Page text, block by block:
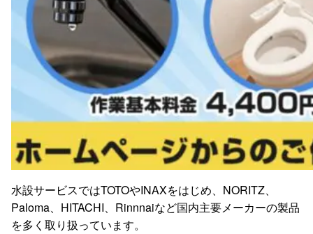
水設サービスではTOTOやINAXをはじめ、NORITZ、
Paloma、HITACHI、Rinnnaiなど国内主要メーカーの製品
を多く取り扱っています。